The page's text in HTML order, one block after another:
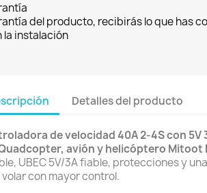
del producto, recibirás lo que has
la instalación
Detalles del producto
de velocidad 40A 2-4S con 5V
Quadcopter, avión y helicóptero Mitoot
UBEC 5V/3A fiable, protecciones y
con mayor control.